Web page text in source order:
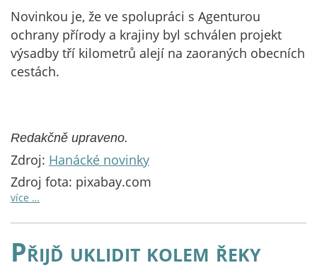
Novinkou je, že ve spolupráci s Agenturou
ochrany přírody a krajiny byl schválen projekt
výsadby tří kilometrů alejí na zaoraných obecních
cestách.
Redakčně upraveno.
Zdroj: Hanácké novinky
Zdroj fota: pixabay.com
více …
Přijď uklidit kolem řeky